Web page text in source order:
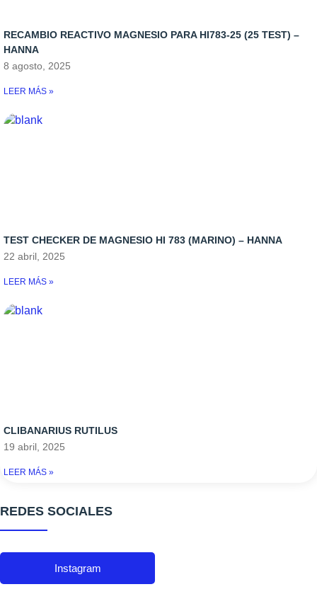
RECAMBIO REACTIVO MAGNESIO PARA HI783-25 (25 TEST) –
HANNA
8 agosto, 2025
LEER MÁS »
TEST CHECKER DE MAGNESIO HI 783 (MARINO) – HANNA
22 abril, 2025
LEER MÁS »
CLIBANARIUS RUTILUS
19 abril, 2025
LEER MÁS »
REDES SOCIALES
Instagram